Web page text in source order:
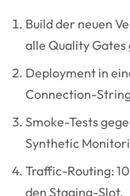
Build der neuen
alle Quality Gates
Deployment in
Connection-
Smoke-Tests
Synthetic
Traffic-Routing:
den Staging-Slot.